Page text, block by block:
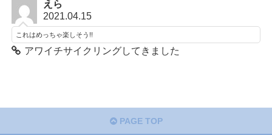
えら
2021.04.15
これはめっちゃ楽しそう!!
アワイチサイクリングしてきました
PAGE TOP